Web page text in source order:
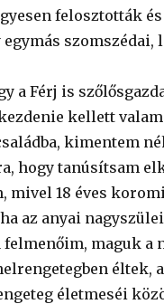
felosztották
egymás
a Férj is
kellett
kimentem
hogy tanúsítsam
mivel 18 éves
az anyai
felmenőim, maguk a
éltek,
életmeséi